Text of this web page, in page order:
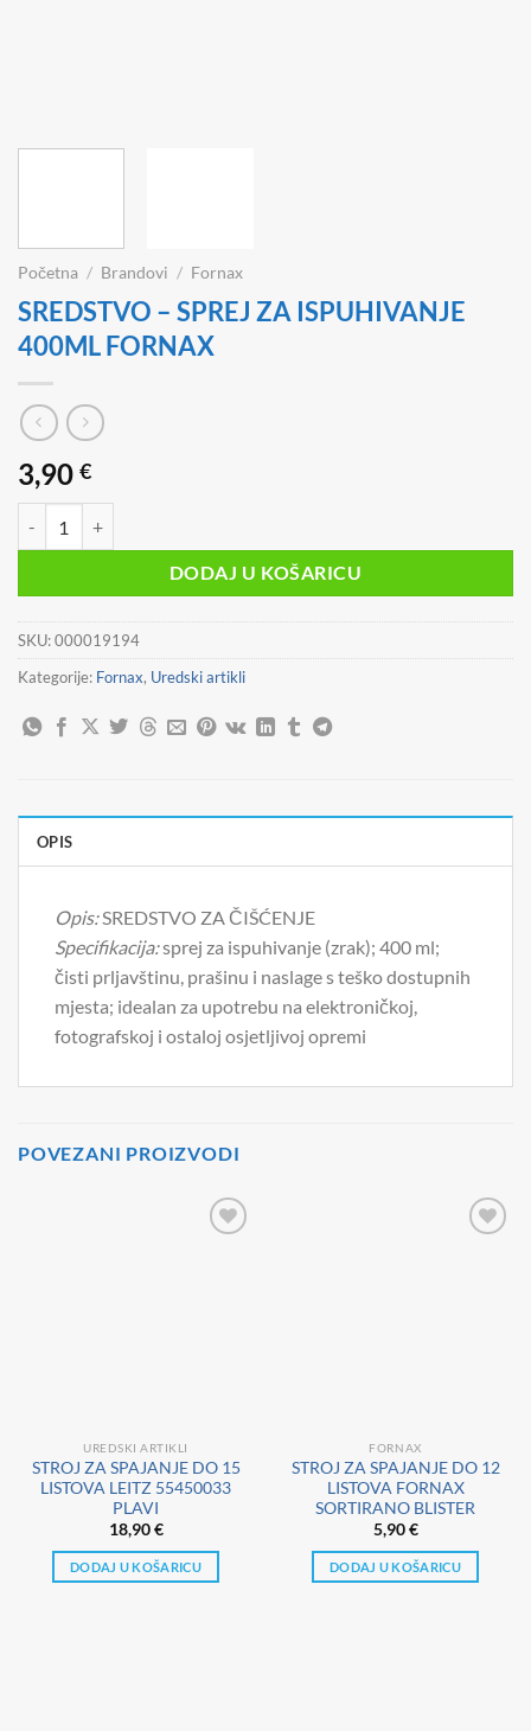
Početna / Brandovi / Fornax
SREDSTVO – SPREJ ZA ISPUHIVANJE
400ML FORNAX
3,90 €
DODAJ U KOŠARICU
SKU:000019194
Kategorije: Fornax, Uredski artikli
OPIS
Opis:SREDSTVO ZA ČIŠĆENJE
Specifikacija:sprej za ispuhivanje (zrak); 400 ml;
čisti prljavštinu, prašinu i naslage s teško dostupnih
mjesta; idealan za upotrebu na elektroničkoj,
fotografskoj i ostaloj osjetljivoj opremi
POVEZANI PROIZVODI
UREDSKI ARTIKLI
STROJ ZA SPAJANJE DO 15
LISTOVA LEITZ 55450033
PLAVI
18,90€
DODAJ U KOŠARICU
FORNAX
STROJ ZA SPAJANJE DO 12
LISTOVA FORNAX
SORTIRANO BLISTER
5,90€
DODAJ U KOŠARICU